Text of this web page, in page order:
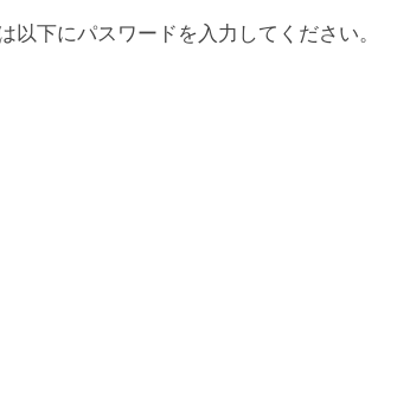
下にパスワードを入力してください。